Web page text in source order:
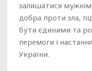
залишатися
добра проти зла,
бути єдиними та
перемоги і
України.